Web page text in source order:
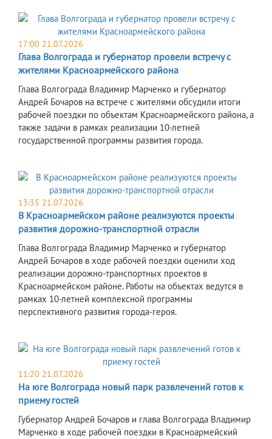
17:00 21.07.2026
Глава Волгограда и губернатор провели встречу с
жителями Красноармейского района
Глава Волгограда Владимир Марченко и губернатор
Андрей Бочаров на встрече с жителями обсудили итоги
рабочей поездки по объектам Красноармейского района, а
также задачи в рамках реализации 10-летней
государственной программы развития города.
13:35 21.07.2026
В Красноармейском районе реализуются проекты
развития дорожно-транспортной отрасли
Глава Волгограда Владимир Марченко и губернатор
Андрей Бочаров в ходе рабочей поездки оценили ход
реализации дорожно-транспортных проектов в
Красноармейском районе. Работы на объектах ведутся в
рамках 10-летней комплексной программы
перспективного развития города-героя.
11:20 21.07.2026
На юге Волгограда новый парк развлечений готов к
приему гостей
Губернатор Андрей Бочаров и глава Волгограда Владимир
Марченко в ходе рабочей поездки в Красноармейский